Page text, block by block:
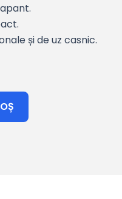
și de uz casnic.